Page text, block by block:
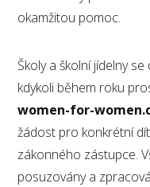
okamžitou pomoc.
Školy a školní jídelny
kdykoli během roku
women-for-
žádost pro konkrétní
zákonného zástupce.
posuzovány a